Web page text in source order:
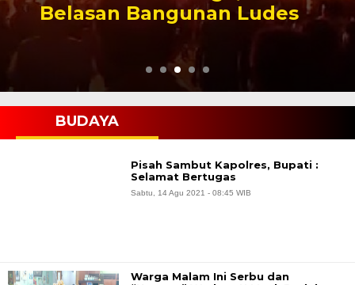
Belasan Bangunan Ludes
BUDAYA
Pisah Sambut Kapolres, Bupati :
Selamat Bertugas
Sabtu, 14 Agu 2021 - 08:45 WIB
Warga Malam Ini Serbu dan